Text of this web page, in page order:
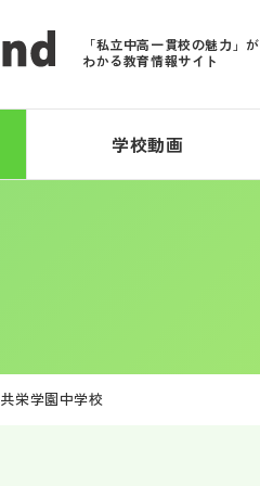
「私立中高一貫校の魅力」が
わかる教育情報サイト
学校動画
共栄学園中学校